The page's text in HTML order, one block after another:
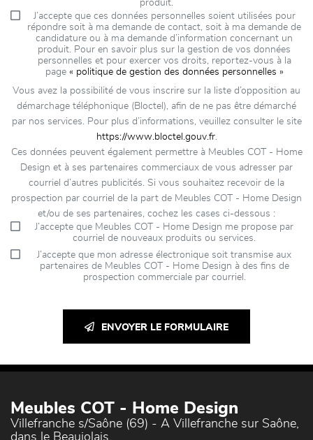
produit.
J’accepte que ces données personnelles soient utilisées pour
répondre soit à ma demande de contact, soit à ma demande de
candidature ou à ma demande d’information concernant un
produit. Pour en savoir plus sur la gestion de vos données
personnelles et pour exercer vos droits, reportez-vous à la
page « politique de gestion des données personnelles »
Vous avez la possibilité de vous inscrire sur la liste d’opposition au
démarchage téléphonique (Bloctel), afin de ne pas être démarché
par nos services. Pour plus d’informations, veuillez consulter le site
https://www.bloctel.gouv.fr.
Ces données peuvent également permettre à Meubles COT - Home
Design et à ses partenaires commerciaux de vous adresser par
courriel d’autres publicités. Si vous souhaitez recevoir de la
prospection par courriel de la part de Meubles COT - Home Design
et/ou de ses partenaires, cochez les cases ci-dessous :
J’accepte que Meubles COT - Home Design me propose par
courriel de nouveaux produits ou services.
J’accepte que mon adresse électronique soit transmise aux
partenaires de Meubles COT - Home Design à des fins de
prospection commerciale par courriel.
ENVOYER LE FORMULAIRE
Meubles COT - Home Design
Villefranche s/Saône (69) - A Villefranche sur Saône,